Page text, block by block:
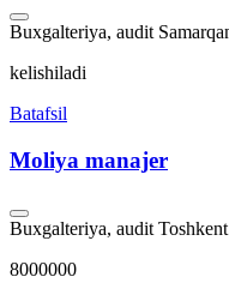
Buxgalteriya, audit
kelishiladi
Batafsil
Moliya manajer
Buxgalteriya, audit Toshkent
8000000